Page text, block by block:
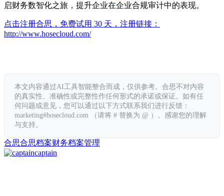
启财务数智化之旅，提升企业在企业合规审计中的表现。
点击注册合思，免费试用 30 天，注册链接：
http://www.hosecloud.com/
本文内容通过AI工具智能整合而成，仅供参考。合思不对内容
的真实性、准确性或完整性作任何形式的承诺或保证。如有任
何问题或意见，您可以通过以下方式联系我们进行反馈：
marketing#hosecloud.com （请将 # 替换为 @ ）。感谢您的理解
与支持。
合思合思档案财务档案管理
captain